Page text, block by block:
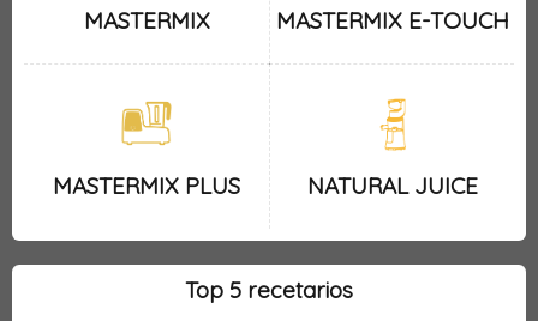
MASTERMIX MASTERMIX E-TOUCH
MASTERMIX PLUS NATURAL JUICE
Top 5 recetarios